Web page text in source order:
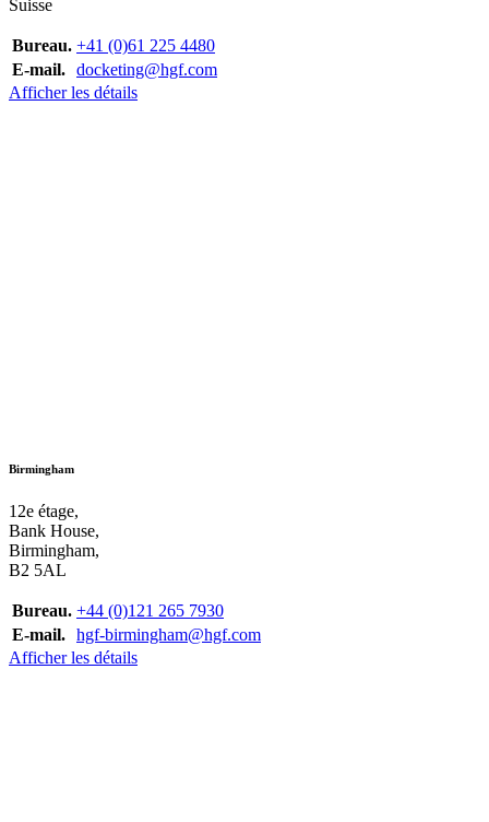
Suisse
Bureau. +41 (0)61 225 4480
E-mail. docketing@hgf.com
Afficher les détails
Birmingham
12e étage,
Bank House,
Birmingham,
B2 5AL
Bureau. +44 (0)121 265 7930
E-mail. hgf-birmingham@hgf.com
Afficher les détails